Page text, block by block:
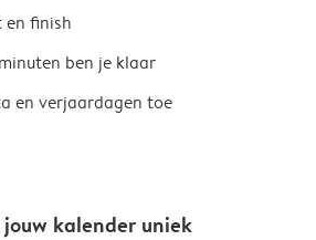
finish
ben je klaar
en verjaardagen toe
kalender uniek